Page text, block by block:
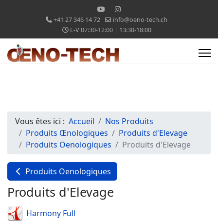
+41 27 346 14 72
info@oeno-tech.ch
L-V 07:30-12:00 | 13:30-18:00
Vous êtes ici : Accueil
Nos Produits
Produits Œnologiques
Produits d'Elevage
Produits Oenologiques
Produits d'Elevage
Produits Oenologiques
Produits d'Elevage
Harmony Full